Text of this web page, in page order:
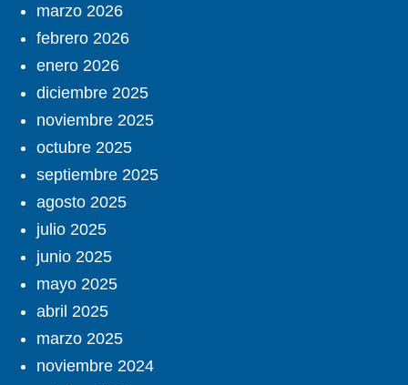
marzo 2026
febrero 2026
enero 2026
diciembre 2025
noviembre 2025
octubre 2025
septiembre 2025
agosto 2025
julio 2025
junio 2025
mayo 2025
abril 2025
marzo 2025
noviembre 2024